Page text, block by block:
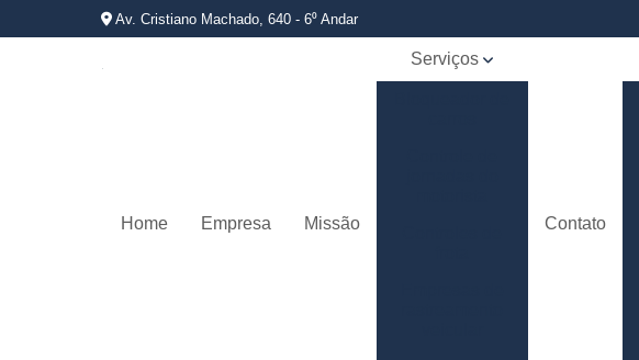
Av. Cristiano Machado, 640 - 6⁰ Andar
Home Empresa Missão
Serviços
Contato